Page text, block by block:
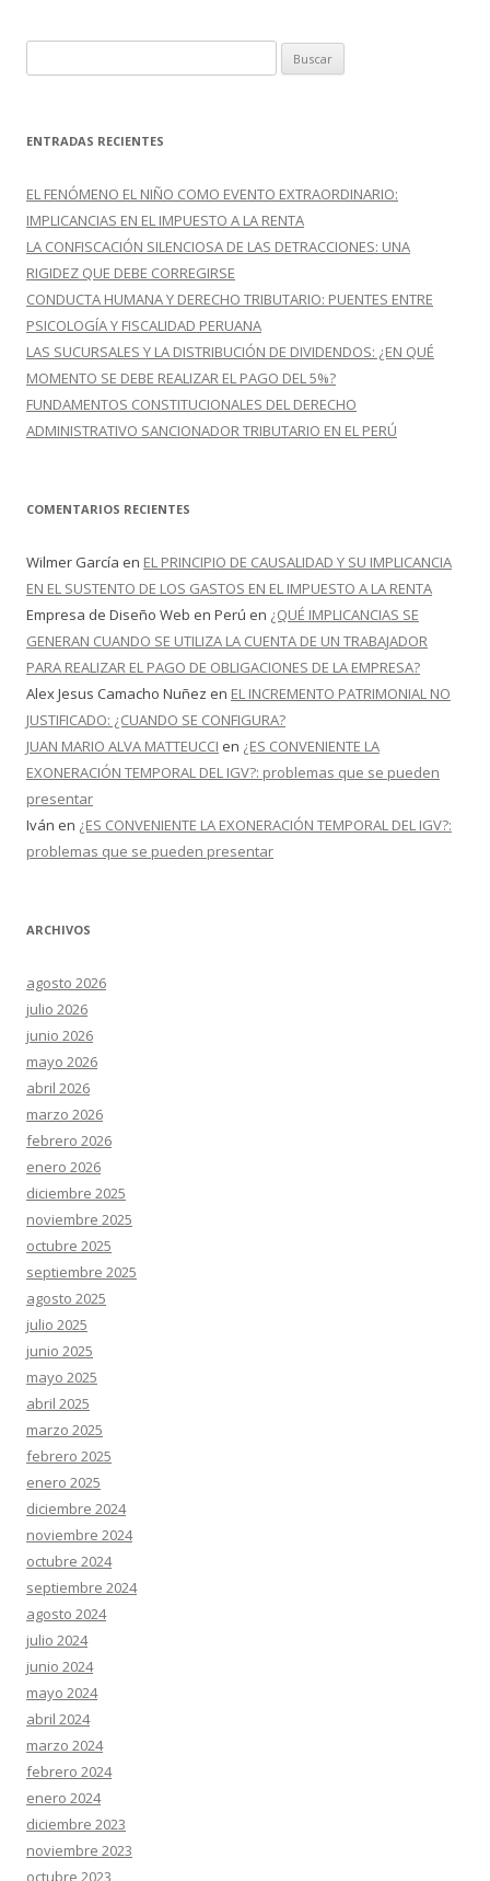
u
c
r
:
ENTRADAS RECIENTES
EL FENÓMENO EL NIÑO COMO EVENTO EXTRAORDINARIO:
IMPLICANCIAS EN EL IMPUESTO A LA RENTA
LA CONFISCACIÓN SILENCIOSA DE LAS DETRACCIONES: UNA
RIGIDEZ QUE DEBE CORREGIRSE
CONDUCTA HUMANA Y DERECHO TRIBUTARIO: PUENTES ENTRE
PSICOLOGÍA Y FISCALIDAD PERUANA
LAS SUCURSALES Y LA DISTRIBUCIÓN DE DIVIDENDOS: ¿EN QUÉ
MOMENTO SE DEBE REALIZAR EL PAGO DEL 5%?
FUNDAMENTOS CONSTITUCIONALES DEL DERECHO
ADMINISTRATIVO SANCIONADOR TRIBUTARIO EN EL PERÚ
COMENTARIOS RECIENTES
Wilmer García en EL PRINCIPIO DE CAUSALIDAD Y SU IMPLICANCIA
EN EL SUSTENTO DE LOS GASTOS EN EL IMPUESTO A LA RENTA
Empresa de Diseño Web en Perú en ¿QUÉ IMPLICANCIAS SE
GENERAN CUANDO SE UTILIZA LA CUENTA DE UN TRABAJADOR
PARA REALIZAR EL PAGO DE OBLIGACIONES DE LA EMPRESA?
Alex Jesus Camacho Nuñez en EL INCREMENTO PATRIMONIAL NO
JUSTIFICADO: ¿CUANDO SE CONFIGURA?
JUAN MARIO ALVA MATTEUCCI en ¿ES CONVENIENTE LA
EXONERACIÓN TEMPORAL DEL IGV?: problemas que se pueden
presentar
Iván en ¿ES CONVENIENTE LA EXONERACIÓN TEMPORAL DEL IGV?:
problemas que se pueden presentar
ARCHIVOS
agosto 2026
julio 2026
junio 2026
mayo 2026
abril 2026
marzo 2026
febrero 2026
enero 2026
diciembre 2025
noviembre 2025
octubre 2025
septiembre 2025
agosto 2025
julio 2025
junio 2025
mayo 2025
abril 2025
marzo 2025
febrero 2025
enero 2025
diciembre 2024
noviembre 2024
octubre 2024
septiembre 2024
agosto 2024
julio 2024
junio 2024
mayo 2024
abril 2024
marzo 2024
febrero 2024
enero 2024
diciembre 2023
noviembre 2023
octubre 2023